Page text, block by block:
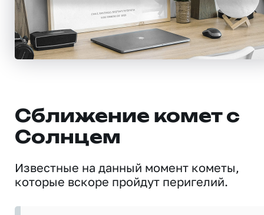
Сближение комет с
Солнцем
Известные на данный момент кометы,
которые вскоре пройдут перигелий.